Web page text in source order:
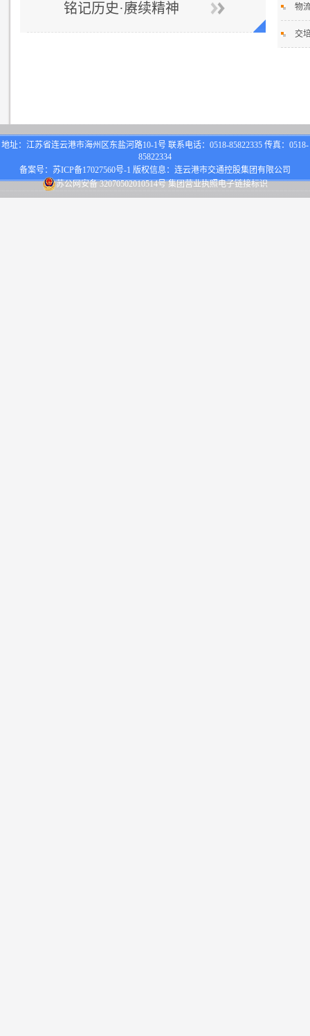
铭记历史·赓续精神 物
交
地址：江苏省连云港市海州区东盐河路10-1号 联系电话：0518-85822335 传真：0518-
85822334
备案号： 苏ICP备17027560号-1 版权信息：连云港市交通控股集团有限公司
苏公网安备 32070502010514号 集团营业执照电子链接标识